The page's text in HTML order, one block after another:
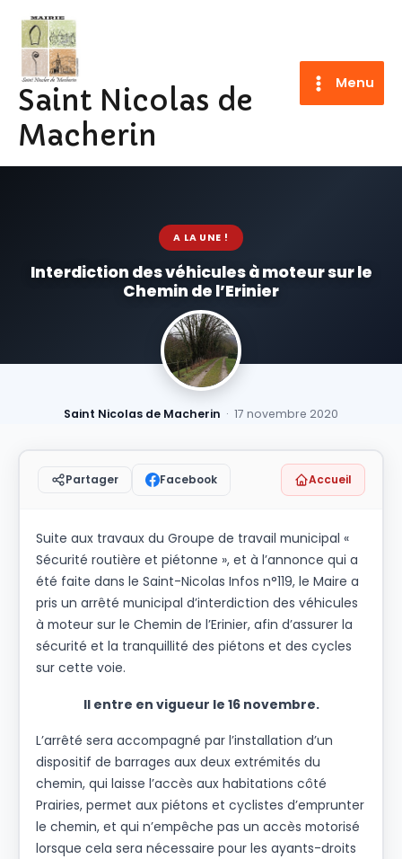
contenu
Saint Nicolas de
Macherin
Menu
A LA UNE !
Interdiction des véhicules à moteur sur le
Chemin de l’Erinier
Saint Nicolas de Macherin · 17 novembre 2020
Partager Facebook Accueil
Suite aux travaux du Groupe de travail municipal «
Sécurité routière et piétonne », et à l’annonce qui a
été faite dans le Saint-Nicolas Infos n°119, le Maire a
pris un arrêté municipal d’interdiction des véhicules
à moteur sur le Chemin de l’Erinier, afin d’assurer la
sécurité et la tranquillité des piétons et des cycles
sur cette voie.
Il entre en vigueur le 16 novembre.
L’arrêté sera accompagné par l’installation d’un
dispositif de barrages aux deux extrémités du
chemin, qui laisse l’accès aux habitations côté
Prairies, permet aux piétons et cyclistes d’emprunter
le chemin, et qui n’empêche pas un accès motorisé
lorsque cela sera nécessaire pour les ayants-droits